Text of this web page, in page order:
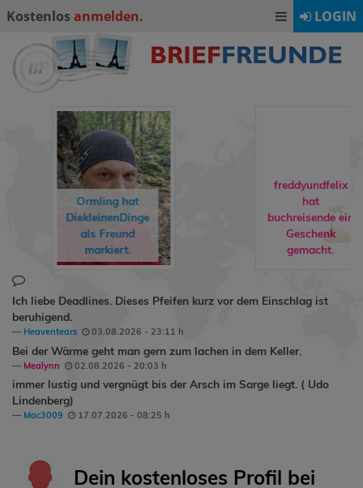
Kostenlos anmelden. LOGIN
freddyundfelix
hat
buchreisendeein
Geschenk
gemacht.
rebuat1974hat
Milly24als
Freund markiert.
Ich liebe Deadlines. Dieses Pfeifen kurz vor dem Einschlag ist
beruhigend.
Heaventears 03.08.2026 - 23:11 h
Bei der Wärme geht man gern zum lachen in dem Keller.
Mealynn 02.08.2026 - 20:03 h
immer lustig und vergnügt bis der Arsch im Sarge liegt. ( Udo
Lindenberg)
Mac3009 17.07.2026 - 08:25 h
Dein kostenloses Profil bei